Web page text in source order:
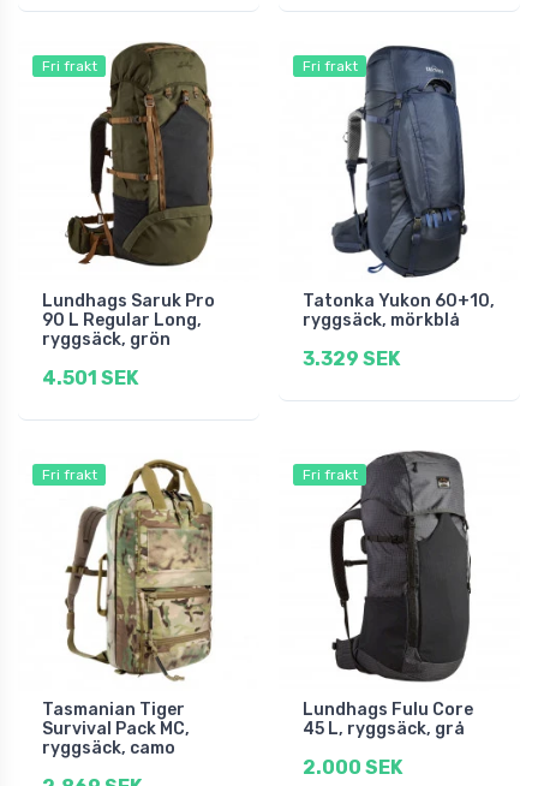
Fri frakt
Lundhags Saruk Pro
90 L Regular Long,
ryggsäck, grön
4.501 SEK
Fri frakt
Tatonka Yukon 60+10,
ryggsäck, mörkblå
3.329 SEK
Fri frakt
Tasmanian Tiger
Survival Pack MC,
ryggsäck, camo
Fri frakt
Lundhags Fulu Core
45 L, ryggsäck, grå
2.000 SEK